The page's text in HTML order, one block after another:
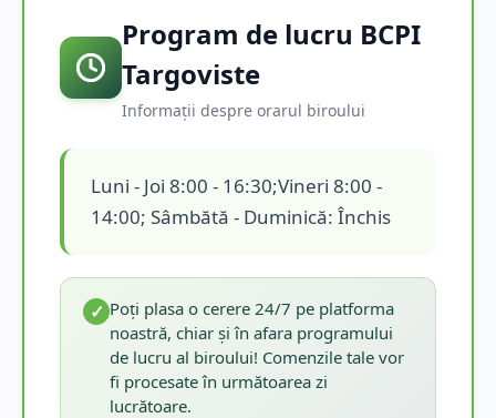
Program de lucru BCPI
Targoviste
Informații despre orarul biroului
Luni - Joi 8:00 - 16:30;Vineri 8:00 -
14:00; Sâmbătă - Duminică: Închis
✓ Poți plasa o cerere 24/7 pe platforma
noastră, chiar și în afara programului
de lucru al biroului! Comenzile tale vor
fi procesate în următoarea zi
lucrătoare.